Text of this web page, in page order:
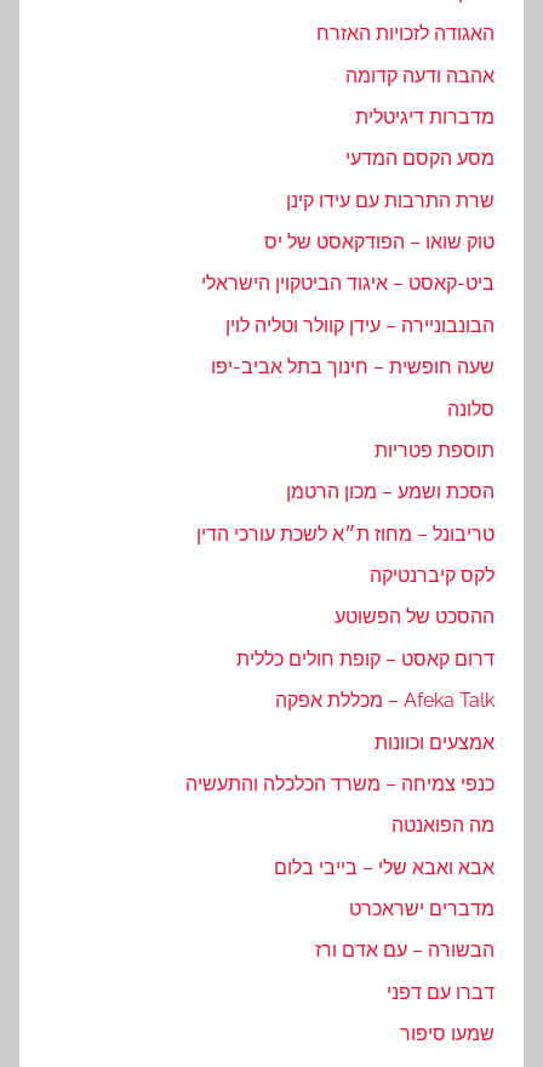
האגודה לזכויות האזרח
אהבה ודעה קדומה
מדברות דיגיטלית
מסע הקסם המדעי
שרת התרבות עם עידו קינן
טוק שואו – הפודקאסט של יס
ביט-קאסט – איגוד הביטקוין הישראלי
הבונבוניירה – עידן קוולר וטליה לוין
שעה חופשית – חינוך בתל אביב-יפו
סלונה
תוספת פטריות
הסכת ושמע – מכון הרטמן
טריבונל – מחוז ת״א לשכת עורכי הדין
לקס קיברנטיקה
ההסכט של הפשוטע
דרום קאסט – קופת חולים כללית
Afeka Talk – מכללת אפקה
אמצעים וכוונות
כנפי צמיחה – משרד הכלכלה והתעשיה
מה הפואנטה
אבא ואבא שלי – בייבי בלום
מדברים ישראכרט
הבשורה – עם אדם ורז
דברו עם דפני
שמעו סיפור